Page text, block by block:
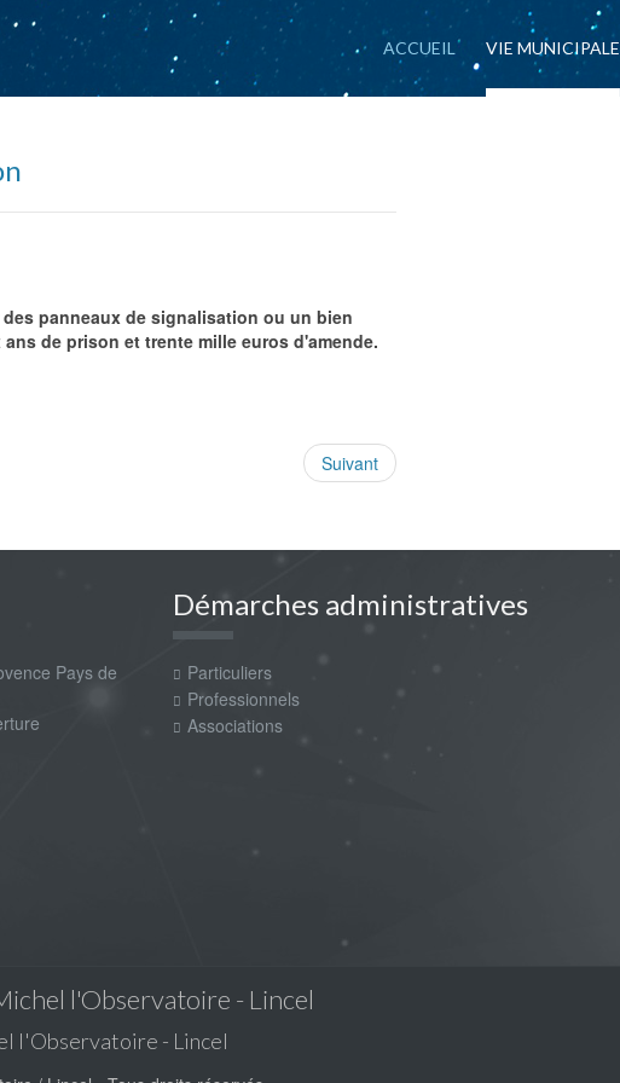
ACCUEIL VIE MUNICIPALE
panneaux de signalisation ou un bien
de prison et trente mille euros d'amende.
Suivant
Pays de
Démarches administratives
Particuliers
Professionnels
Associations
l'Observatoire - Lincel
l'Observatoire - Lincel